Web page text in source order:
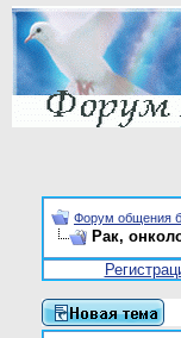
Форум общения
Рак,